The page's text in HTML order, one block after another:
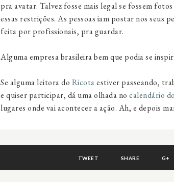
pra avatar. Talvez fosse mais legal se fossem fotos
essas restrições. As pessoas iam postar nos seus
feita por profissionais, pra guardar.
Alguma empresa brasileira bem que podia se
Se alguma leitora do Ricotaestiver passeando,
e quiser participar, dá uma olhada no calendário
lugares onde vai acontecer a ação. Ah, e depois
TWEET SHARE G+